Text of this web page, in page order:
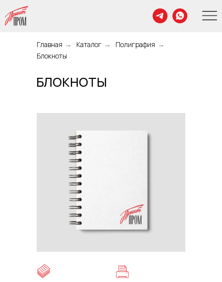
Главная → Каталог → Полиграфия →
Блокноты
БЛОКНОТЫ